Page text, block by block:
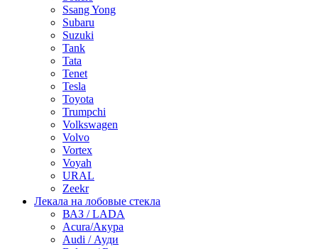
Ssang Yong
Subaru
Suzuki
Tank
Tata
Tenet
Tesla
Toyota
Trumpchi
Volkswagen
Volvo
Vortex
Voyah
URAL
Zeekr
Лекала на лобовые стекла
ВАЗ / LADA
Acura/Акура
Audi / Ауди